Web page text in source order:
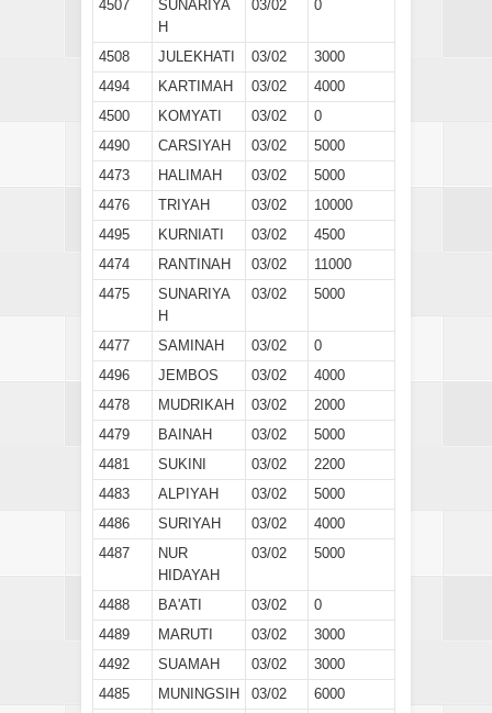
4507
SUNARIYA
H
03/02 0
4508 JULEKHATI 03/02
3000
4494
KARTIMAH 03/02
4000
4500
KOMYATI 03/02
0
4490
CARSIYAH 03/02
5000
4473
HALIMAH 03/02
5000
4476
TRIYAH 03/02
10000
4495
KURNIATI 03/02
4500
4474
RANTINAH 03/02
11000
4475
SUNARIYA
H
03/02 5000
4477 SAMINAH 03/02
0
4496
JEMBOS 03/02
4000
4478
MUDRIKAH 03/02
2000
4479
BAINAH 03/02
5000
4481
SUKINI 03/02
2200
4483
ALPIYAH 03/02
5000
4486
SURIYAH 03/02
4000
4487
NUR
HIDAYAH
03/02 5000
4488 BA'ATI 03/02
0
4489
MARUTI 03/02
3000
4492
SUAMAH 03/02
3000
4485
MUNINGSIH 03/02
6000